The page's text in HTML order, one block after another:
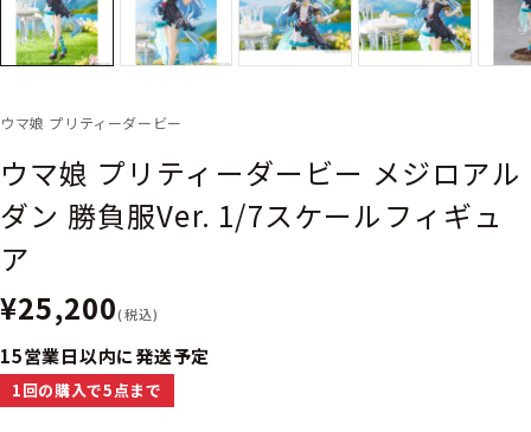
ウマ娘 プリティーダービー
ウマ娘 プリティーダービー メジロアル
ダン 勝負服Ver. 1/7スケールフィギュ
ア
¥25,200(税込)
15営業日以内に発送予定
1回の購入で5点まで